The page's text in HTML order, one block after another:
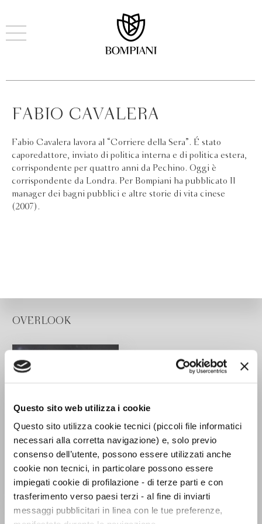
Questo sito web utilizza i cookie
Questo sito utilizza cookie tecnici (piccoli file informatici
necessari alla corretta navigazione) e, solo previo
consenso dell’utente, possono essere utilizzati anche
cookie non tecnici, in particolare possono essere
impiegati cookie di profilazione - di terze parti e con
trasferimento verso paesi terzi - al fine di inviarti
messaggi pubblicitari in linea con le tue preferenze,
FABIO CAVALERA
Fabio Cavalera lavora al “Corriere della Sera”. É stato
caporedattore, inviato di politica interna e di politica estera,
corrispondente per quattro anni da Pechino. Oggi è
corrispondente da Londra. Per Bompiani ha pubblicato Il
manager dei bagni pubblici e altre storie di vita cinese
(2007).
OVERLOOK
Repubblica impopolare